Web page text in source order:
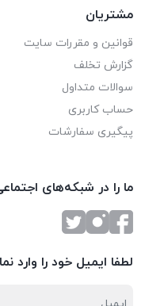
مشتریان
قوانین و مقررات سایت
گزارش تخلف
سوالات متداول
حساب کاربری
پیگیری سفارشات
ما را در شبکه‌های
لطفا ایمیل خود را وارد